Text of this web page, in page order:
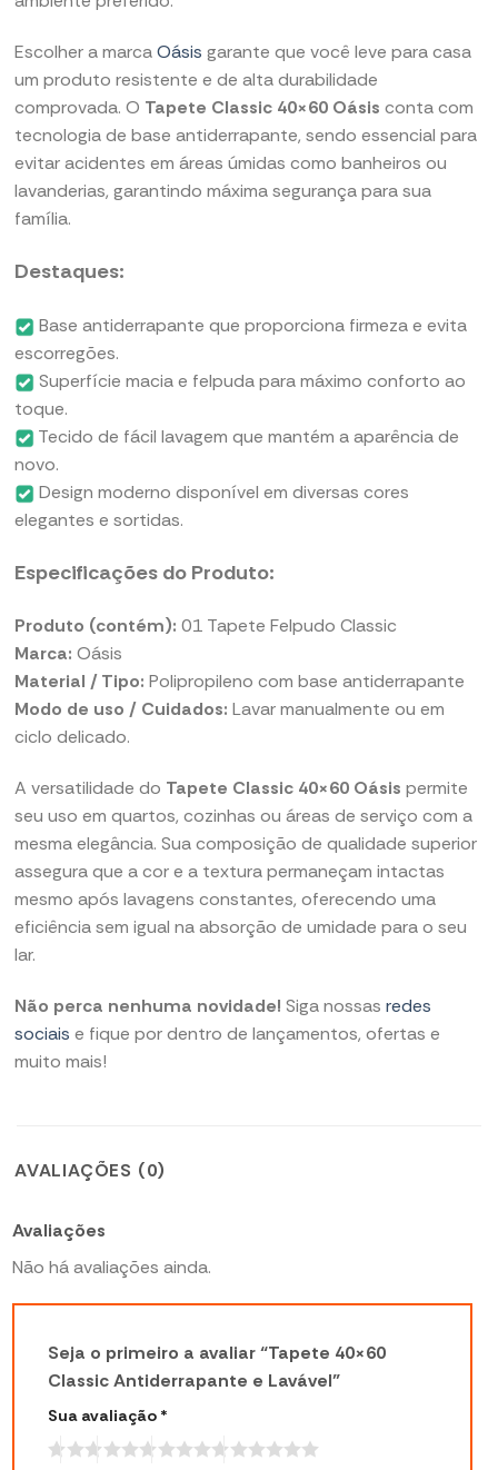
Escolher a marcaOásis garante que você leve para casa
um produto resistente e de alta durabilidade
comprovada. O Tapete Classic 40×60 Oásis conta com
tecnologia de base antiderrapante, sendo essencial para
evitar acidentes em áreas úmidas como banheiros ou
lavanderias, garantindo máxima segurança para sua
família.
Destaques:
Base antiderrapante que proporciona firmeza e evita
escorregões.
Superfície macia e felpuda para máximo conforto ao
toque.
Tecido de fácil lavagem que mantém a aparência de
novo.
Design moderno disponível em diversas cores
elegantes e sortidas.
Especificações do Produto:
Produto (contém): 01 Tapete Felpudo Classic
Marca: Oásis
Material / Tipo: Polipropileno com base antiderrapante
Modo de uso / Cuidados: Lavar manualmente ou em
ciclo delicado.
A versatilidade do Tapete Classic 40×60 Oásis permite
seu uso em quartos, cozinhas ou áreas de serviço com a
mesma elegância. Sua composição de qualidade superior
assegura que a cor e a textura permaneçam intactas
mesmo após lavagens constantes, oferecendo uma
eficiência sem igual na absorção de umidade para o seu
lar.
Não perca nenhuma novidade! Siga nossas redes
sociais e fique por dentro de lançamentos, ofertas e
muito mais!
AVALIAÇÕES (0)
Avaliações
Não há avaliações ainda.
Seja o primeiro a avaliar “Tapete 40×60
Classic Antiderrapante e Lavável”
Sua avaliação *